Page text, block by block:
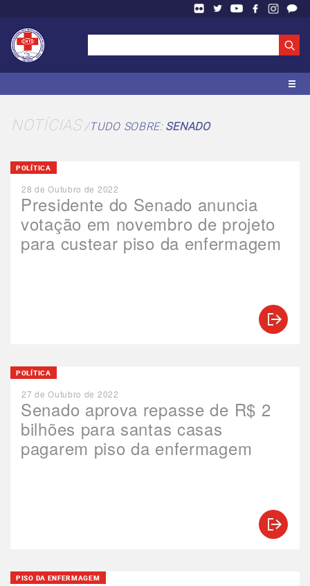
NOTÍCIAS TUDO SOBRE: SENADO
Presidente do Senado anuncia
votação em novembro de projeto
para custear piso da enfermagem
POLÍTICA
28 de Outubro de 2022
Senado aprova repasse de R$ 2
bilhões para santas casas
pagarem piso da enfermagem
POLÍTICA
27 de Outubro de 2022
PISO DA ENFERMAGEM